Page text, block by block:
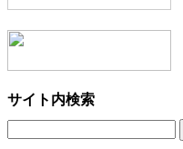
サイト内検索